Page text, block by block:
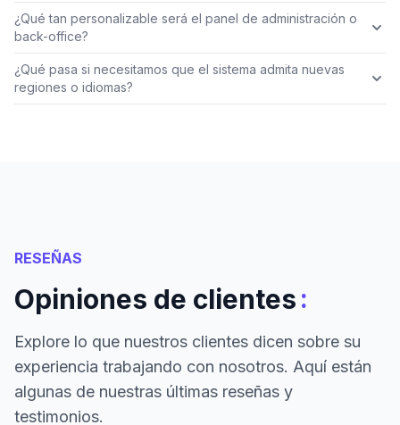
¿Qué tan personalizable será el panel de administración o
back-office?
¿Qué pasa si necesitamos que el sistema admita nuevas
regiones o idiomas?
RESEÑAS
Opiniones de clientes:
Explore lo que nuestros clientes dicen sobre su
experiencia trabajando con nosotros. Aquí están
algunas de nuestras últimas reseñas y
testimonios.